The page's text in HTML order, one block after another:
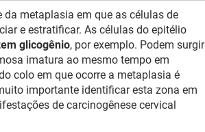
metaplasia em que as células de
e estratificar. As células do epitélio
glicogênio, por exemplo. Podem surgir
imatura ao mesmo tempo em
colo em que ocorre a metaplasia é
importante identificar esta zona em
de carcinogênese cervical